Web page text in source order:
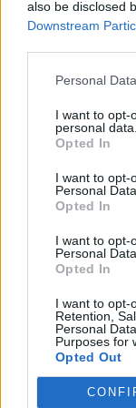
also be disclosed
Downstream
Personal
I want to opt-
personal data.
Opted In
I want to opt-
Personal Data.
Opted In
I want to opt-
Personal
Opted In
I want to opt-
Retention,
Personal
Purposes for
Opted Out
17 Lorenzo Liurni
18 Simone Addessi
Davide Di Cairano